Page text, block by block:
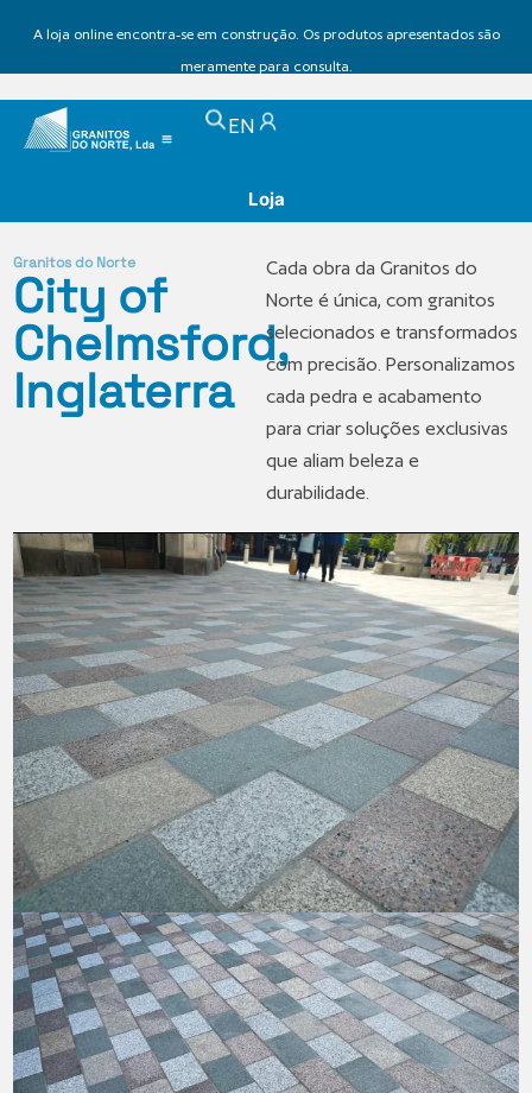
A loja online encontra-se em construção. Os produtos apresentados são
meramente para consulta.
EN
Loja
Granitos do Norte
City of
Chelmsford,
Inglaterra
Cada obra da Granitos do
Norte é única, com granitos
selecionados e transformados
com precisão. Personalizamos
cada pedra e acabamento
para criar soluções exclusivas
que aliam beleza e
durabilidade.